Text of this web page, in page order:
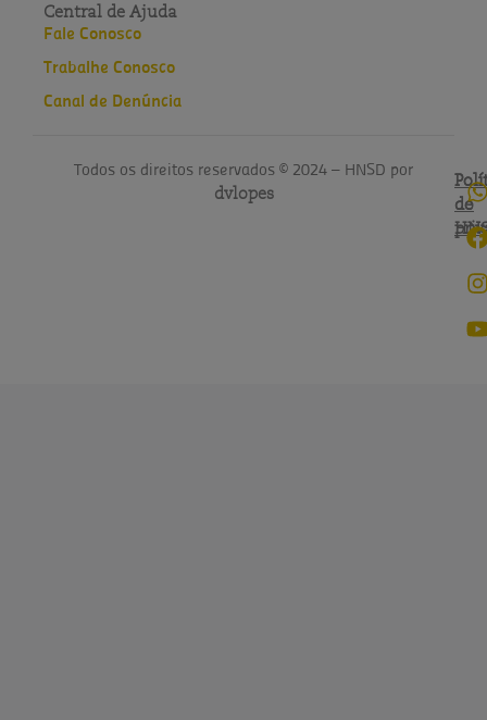
Central de Ajuda
Fale Conosco
Trabalhe Conosco
Canal de Denúncia
Todos os direitos reservados © 2024 – HNSD por
dvlopes
de
do